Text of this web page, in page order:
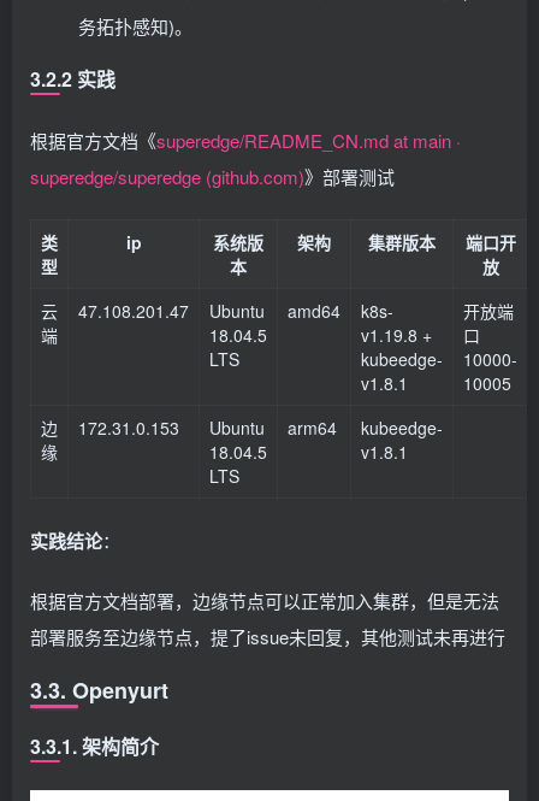
务拓扑感知)。
3.2.2 实践
根据官方文档《superedge/README_CN.md at main ·
superedge/superedge (github.com)》部署测试
类
型
ip
系统版
本
架构 集群版本
端口开
放
云
端
47.108.201.47
Ubuntu
18.04.5
LTS
amd64
k8s-
v1.19.8 +
kubeedge-
v1.8.1
开放端
口
10000-
10005
边
缘
172.31.0.153
Ubuntu
18.04.5
LTS
arm64
kubeedge-
v1.8.1
实践结论：
根据官方文档部署，边缘节点可以正常加入集群，但是无法
部署服务至边缘节点，提了issue未回复，其他测试未再进行
3.3. Openyurt
3.3.1. 架构简介